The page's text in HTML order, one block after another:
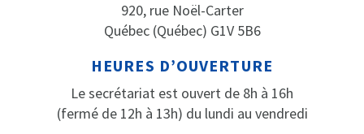
920, rue Noël-Carter
Québec (Québec) G1V 5B6
HEURES D’OUVERTURE
Le secrétariat est ouvert de 8h à 16h
(fermé de 12h à 13h) du lundi au vendredi